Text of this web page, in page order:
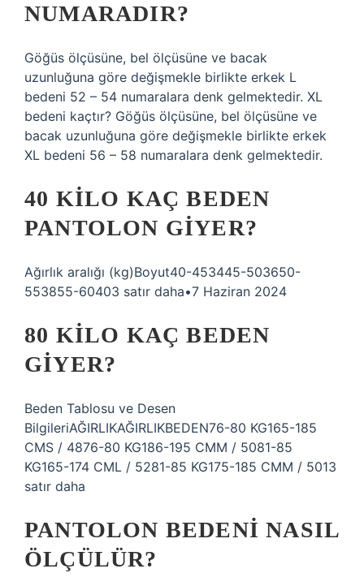
NUMARADIR?
Göğüs ölçüsüne, bel ölçüsüne ve bacak
uzunluğuna göre değişmekle birlikte erkek L
bedeni 52 – 54 numaralara denk gelmektedir. XL
bedeni kaçtır? Göğüs ölçüsüne, bel ölçüsüne ve
bacak uzunluğuna göre değişmekle birlikte erkek
XL bedeni 56 – 58 numaralara denk gelmektedir.
40 KILO KAÇ BEDEN
PANTOLON GIYER?
Ağırlık aralığı (kg)Boyut40-453445-503650-
553855-60403 satır daha•7 Haziran 2024
80 KILO KAÇ BEDEN
GIYER?
Beden Tablosu ve Desen
BilgileriAĞIRLIKAĞIRLIKBEDEN76-80 KG165-185
CMS / 4876-80 KG186-195 CMM / 5081-85
KG165-174 CML / 5281-85 KG175-185 CMM / 5013
satır daha
PANTOLON BEDENI NASIL
ÖLÇÜLÜR?